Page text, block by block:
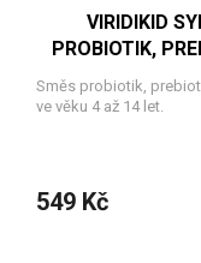
VIRIDIKID
PROBIOTIK,
Směs probiotik,
ve věku 4 až 14 let.
549 Kč